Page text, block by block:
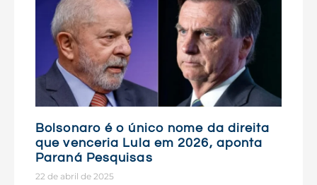
Bolsonaro é o único nome da direita
que venceria Lula em 2026, aponta
Paraná Pesquisas
22 de abril de 2025